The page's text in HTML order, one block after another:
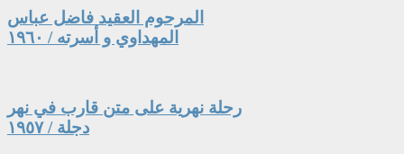
المرحوم العقيد فاضل عباس
المهداوي و أسرته / ١٩٦٠
رحلة نهرية على متن قارب في نهر
دجلة / ١٩٥٧